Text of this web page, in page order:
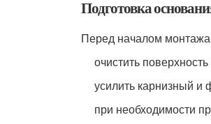
Подготовка
Перед началом монтажа
очистить
усилить карнизный и
при необходимости